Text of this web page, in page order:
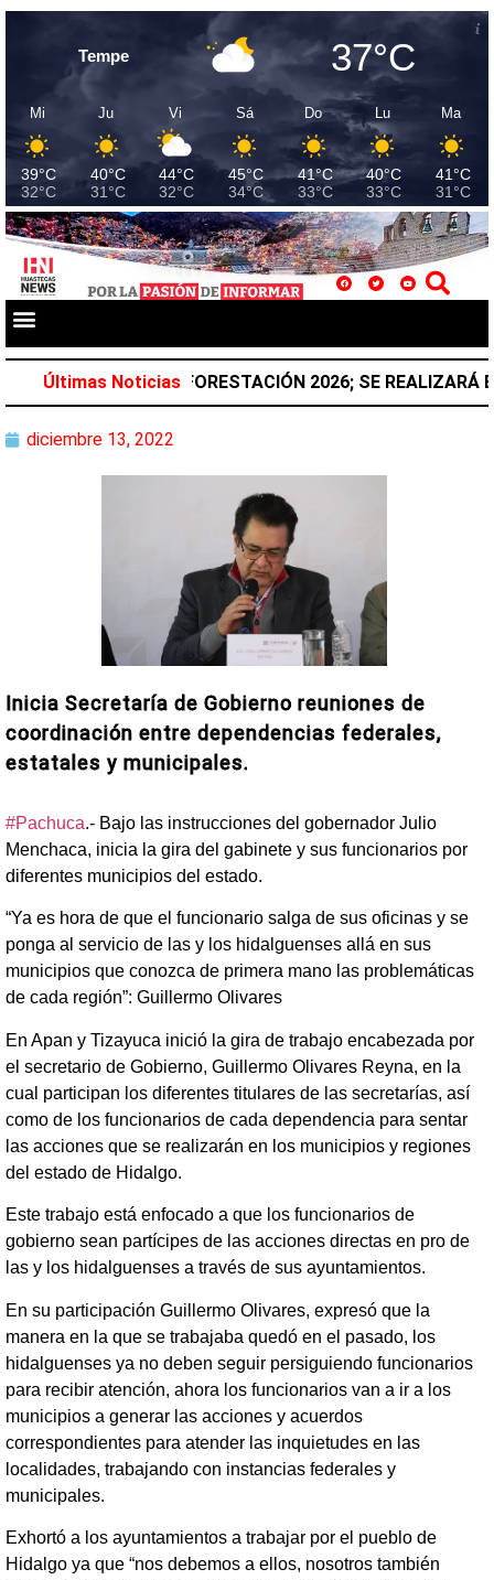
Tempe 37°C
Mi
39°C
32°C
Ju
40°C
31°C
Vi
44°C
32°C
Sá
45°C
34°C
Do
41°C
33°C
Lu
40°C
33°C
Ma
41°C
31°C
Últimas Noticias
NACIONAL DE REFORESTACIÓN 2026; SE REALIZARÁ EL
diciembre 13, 2022
Inicia Secretaría de Gobierno reuniones de
coordinación entre dependencias federales,
estatales y municipales.
#Pachuca.- Bajo las instrucciones del gobernador Julio
Menchaca, inicia la gira del gabinete y sus funcionarios por
diferentes municipios del estado.
“Ya es hora de que el funcionario salga de sus oficinas y se
ponga al servicio de las y los hidalguenses allá en sus
municipios que conozca de primera mano las problemáticas
de cada región”: Guillermo Olivares
En Apan y Tizayuca inició la gira de trabajo encabezada por
el secretario de Gobierno, Guillermo Olivares Reyna, en la
cual participan los diferentes titulares de las secretarías, así
como de los funcionarios de cada dependencia para sentar
las acciones que se realizarán en los municipios y regiones
del estado de Hidalgo.
Este trabajo está enfocado a que los funcionarios de
gobierno sean partícipes de las acciones directas en pro de
las y los hidalguenses a través de sus ayuntamientos.
En su participación Guillermo Olivares, expresó que la
manera en la que se trabajaba quedó en el pasado, los
hidalguenses ya no deben seguir persiguiendo funcionarios
para recibir atención, ahora los funcionarios van a ir a los
municipios a generar las acciones y acuerdos
correspondientes para atender las inquietudes en las
localidades, trabajando con instancias federales y
municipales.
Exhortó a los ayuntamientos a trabajar por el pueblo de
Hidalgo ya que “nos debemos a ellos, nosotros también